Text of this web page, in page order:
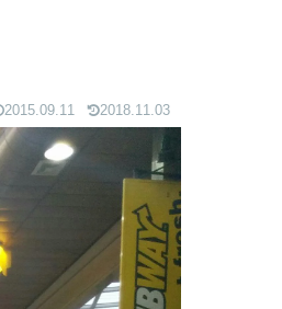
2015.09.11 2018.11.03